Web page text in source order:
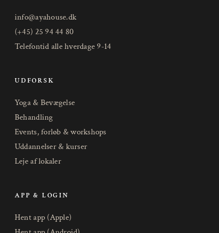
info@ayahouse.dk
(+45) 25 94 44 80
Telefontid alle hverdage 9-14
UDFORSK
Yoga & Bevægelse
Behandling
Events, forløb & workshops
Uddannelser & kurser
Leje af lokaler
APP & LOGIN
Hent app (Apple)